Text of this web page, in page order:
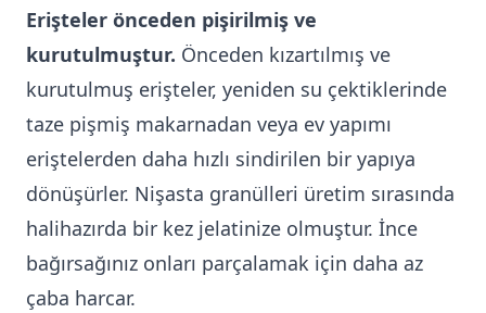
Erişteler önceden pişirilmiş ve
kurutulmuştur. Önceden kızartılmış ve
kurutulmuş erişteler, yeniden su çektiklerinde
taze pişmiş makarnadan veya ev yapımı
eriştelerden daha hızlı sindirilen bir yapıya
dönüşürler. Nişasta granülleri üretim sırasında
halihazırda bir kez jelatinize olmuştur. İnce
bağırsağınız onları parçalamak için daha az
çaba harcar.